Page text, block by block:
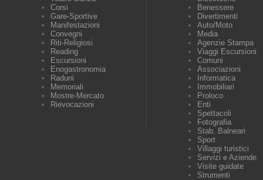
Corsi
Gare-Sportive
Manifestazioni
Convegni
Riti-Religiosi
Reading
Escursioni
Enogastronomia
Raduni
Memoriali
Mostre-Mercato
Rievocazioni
Benessere
Divertimenti
Auto/Moto
Media
Agenzie Stampa
Viaggi Escursioni
Comuni
Associazioni
Informatica
Immobiliari
Proloco
Enti
Spettacoli
Fotografia
Stab. Balneari
Sport
Villaggi turistici
Servizi e Aziende
Visite guidate
Strumenti